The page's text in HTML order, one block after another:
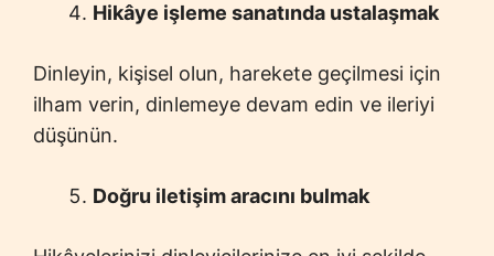
Hikâye işleme sanatında ustalaşmak
Dinleyin, kişisel olun, harekete geçilmesi için
ilham verin, dinlemeye devam edin ve ileriyi
düşünün.
Doğru iletişim aracını bulmak